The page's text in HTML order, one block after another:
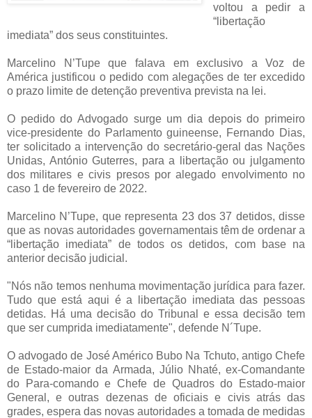
voltou a pedir a
“libertação
imediata” dos seus constituintes.
Marcelino N’Tupe que falava em exclusivo a Voz de
América justificou o pedido com alegações de ter excedido
o prazo limite de detenção preventiva prevista na lei.
O pedido do Advogado surge um dia depois do primeiro
vice-presidente do Parlamento guineense, Fernando Dias,
ter solicitado a intervenção do secretário-geral das Nações
Unidas, António Guterres, para a libertação ou julgamento
dos militares e civis presos por alegado envolvimento no
caso 1 de fevereiro de 2022.
Marcelino N’Tupe, que representa 23 dos 37 detidos, disse
que as novas autoridades governamentais têm de ordenar a
“libertação imediata” de todos os detidos, com base na
anterior decisão judicial.
"Nós não temos nenhuma movimentação jurídica para fazer.
Tudo que está aqui é a libertação imediata das pessoas
detidas. Há uma decisão do Tribunal e essa decisão tem
que ser cumprida imediatamente", defende N´Tupe.
O advogado de José Américo Bubo Na Tchuto, antigo Chefe
de Estado-maior da Armada, Júlio Nhaté, ex-Comandante
do Para-comando e Chefe de Quadros do Estado-maior
General, e outras dezenas de oficiais e civis atrás das
grades, espera das novas autoridades a tomada de medidas